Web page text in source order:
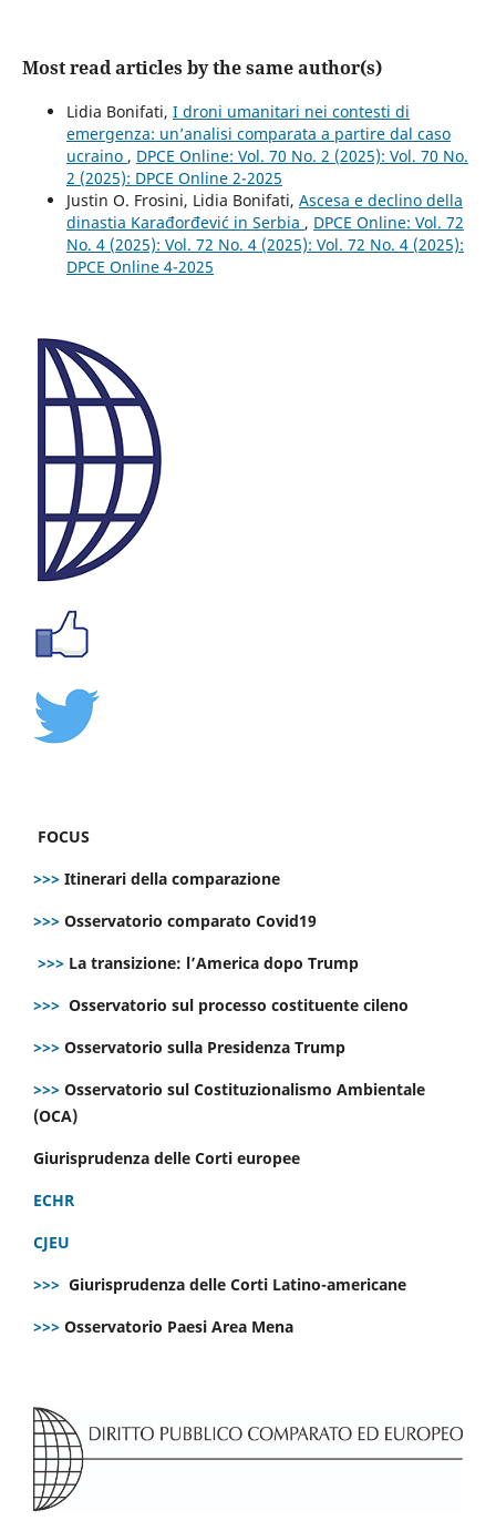
Most read articles by the same author(s)
Lidia Bonifati, I droni umanitari nei contesti di
emergenza: un’analisi comparata a partire dal caso
ucraino , DPCE Online: Vol. 70 No. 2 (2025): Vol. 70 No.
2 (2025): DPCE Online 2-2025
Justin O. Frosini, Lidia Bonifati, Ascesa e declino della
dinastia Karađorđević in Serbia , DPCE Online: Vol. 72
No. 4 (2025): Vol. 72 No. 4 (2025): Vol. 72 No. 4 (2025):
DPCE Online 4-2025
FOCUS
>>> Itinerari della comparazione
>>> Osservatorio comparato Covid19
>>> La transizione: l’America dopo Trump
>>> Osservatorio sul processo costituente cileno
>>> Osservatorio sulla Presidenza Trump
>>> Osservatorio sul Costituzionalismo Ambientale
(OCA)
Giurisprudenza delle Corti europee
ECHR
CJEU
>>> Giurisprudenza delle Corti Latino-americane
>>> Osservatorio Paesi Area Mena